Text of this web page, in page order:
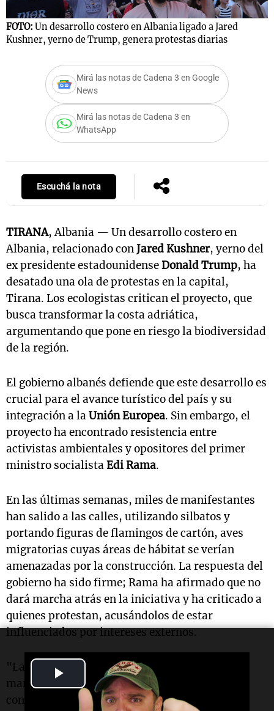
Play
Video
FOTO: Un desarrollo costero en Albania ligado a Jared
Kushner, yerno de Trump, genera protestas diarias
Mirá las notas de Cadena 3 en Google
News
Mirá las notas de Cadena 3 en
WhatsApp
Escuchá la nota
TIRANA, Albania — Un desarrollo costero en
Albania, relacionado conJared Kushner, yerno del
ex presidente estadounidenseDonald Trump, ha
desatado una ola de protestas en la capital,
Tirana. Los ecologistas critican el proyecto, que
busca transformar la costa adriática,
argumentando que pone en riesgo la biodiversidad
de la región.
El gobierno albanés defiende que este desarrollo es
crucial para el avance turístico del país y su
integración a laUnión Europea. Sin embargo, el
proyecto ha encontrado resistencia entre
activistas ambientales y opositores del primer
ministro socialistaEdi Rama.
En las últimas semanas, miles de manifestantes
han salido a las calles, utilizando silbatos y
portando figuras de flamingos de cartón, aves
migratorias cuyas áreas de hábitat se verían
amenazadas por la construcción. La respuesta del
gobierno ha sido firme; Rama ha afirmado que no
dará marcha atrás en la iniciativa y ha criticado a
quienes protestan, acusándolos de estar
influenciados por intereses externos.
"Las protestas son el resultado de una
manipulación y de medias verdades que se
convierten en mentiras", declaróRama